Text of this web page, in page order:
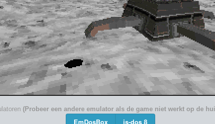
(Probeer een andere emulator als de game niet werkt op de
EmDosBox js-dos 8